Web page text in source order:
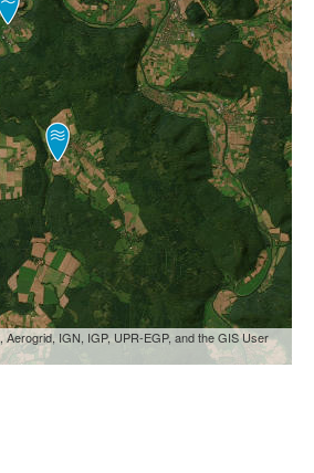
IGN, IGP, UPR-EGP, and the GIS User